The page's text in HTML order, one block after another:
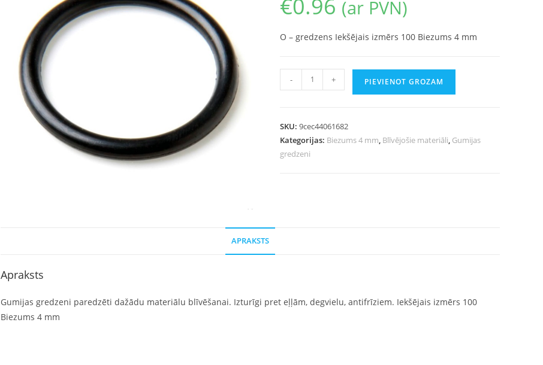
€0.96 (ar PVN)
O – gredzens Iekšējais izmērs 100 Biezums 4 mm
- + PIEVIENOT GROZAM
SKU:9cec44061682
Kategorijas: Biezums 4 mm, Blīvējošie materiāli, Gumijas
gredzeni
APRAKSTS
Apraksts
Gumijas gredzeni paredzēti dažādu materiālu blīvēšanai. Izturīgi pret eļļām, degvielu, antifrīziem. Iekšējais izmērs 100
Biezums 4 mm